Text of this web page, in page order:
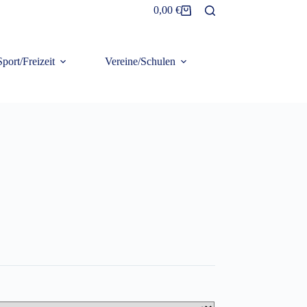
Warenkorb
0,00 €
Freizeit Vereine/Schulen